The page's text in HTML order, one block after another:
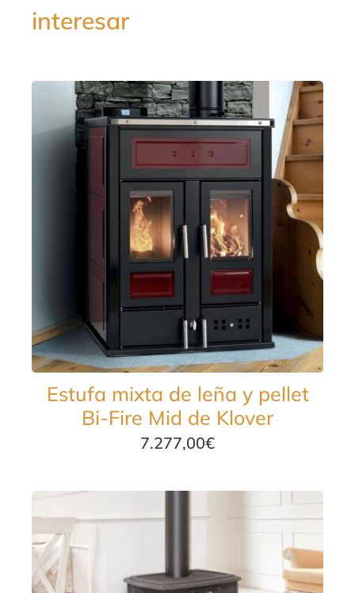
interesar
Estufa mixta de leña y pellet
Bi-Fire Mid de Klover
7.277,00€